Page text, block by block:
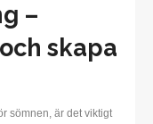
–
skapa
sömnen, är det viktigt